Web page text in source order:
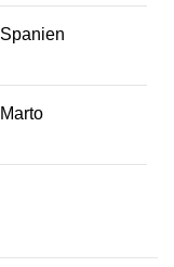
Spanien
Marto